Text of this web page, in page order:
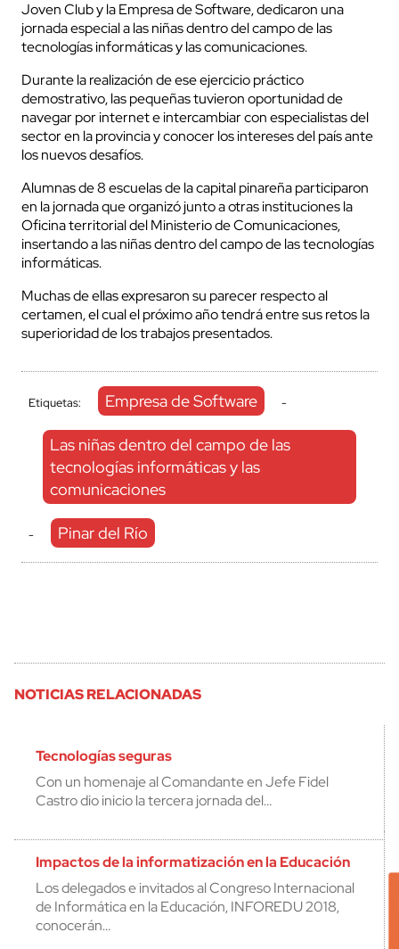
Joven Club y la Empresa de Software, dedicaron una
jornada especial a las niñas dentro del campo de las
tecnologías informáticas y las comunicaciones.
Durante la realización de ese ejercicio práctico
demostrativo, las pequeñas tuvieron oportunidad de
navegar por internet e intercambiar con especialistas del
sector en la provincia y conocer los intereses del país ante
los nuevos desafíos.
Alumnas de 8 escuelas de la capital pinareña participaron
en la jornada que organizó junto a otras instituciones la
Oficina territorial del Ministerio de Comunicaciones,
insertando a las niñas dentro del campo de las tecnologías
informáticas.
Muchas de ellas expresaron su parecer respecto al
certamen, el cual el próximo año tendrá entre sus retos la
superioridad de los trabajos presentados.
Etiquetas: Empresa de Software -
Las niñas dentro del campo de las
tecnologías informáticas y las
comunicaciones
- Pinar del Río
NOTICIAS RELACIONADAS
Tecnologías seguras
Con un homenaje al Comandante en Jefe Fidel
Castro dio inicio la tercera jornada del…
Impactos de la informatización en la Educación
Los delegados e invitados al Congreso Internacional
de Informática en la Educación, INFOREDU 2018,
conocerán…